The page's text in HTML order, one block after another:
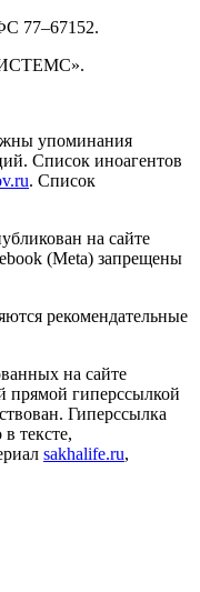
77–67152.
упоминания
Список иноагентов
. Список
на сайте
(Metа) запрещены
рекомендательные
на сайте
прямой гиперссылкой
Гиперссылка
тексте,
sakhalife.ru,